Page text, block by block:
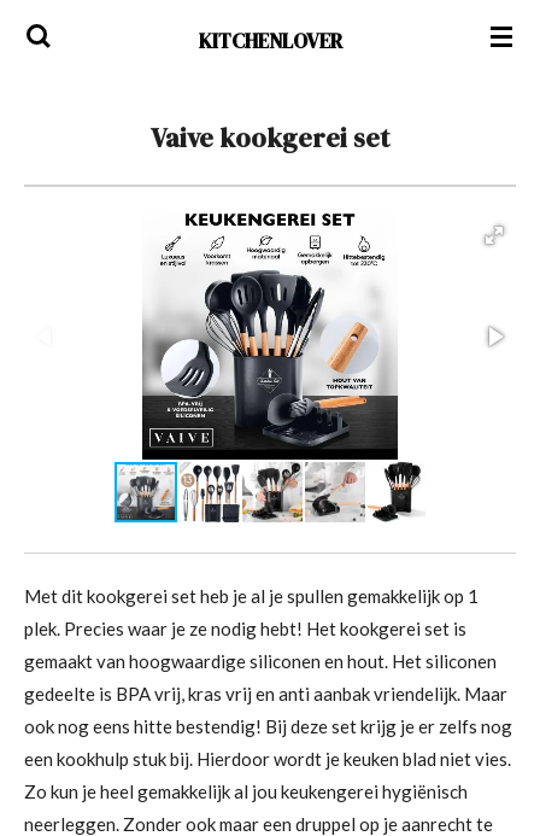
Ga
KITCHENLOVER
Vaive kookgerei set
Met dit kookgerei set heb je al je spullen gemakkelijk op 1
plek. Precies waar je ze nodig hebt! Het kookgerei set is
gemaakt van hoogwaardige siliconen en hout. Het siliconen
gedeelte is BPA vrij, kras vrij en anti aanbak vriendelijk. Maar
ook nog eens hitte bestendig! Bij deze set krijg je er zelfs nog
een kookhulp stuk bij. Hierdoor wordt je keuken blad niet vies.
Zo kun je heel gemakkelijk al jou keukengerei hygiënisch
neerleggen. Zonder ook maar een druppel op je aanrecht te